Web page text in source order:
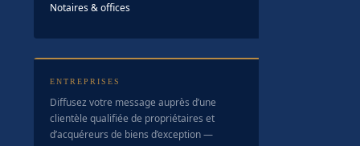
Notaires & offices
ENTREPRISES
Diffusez votre message auprès d’une
clientèle qualifiée de propriétaires et
d’acquéreurs de biens d’exception —